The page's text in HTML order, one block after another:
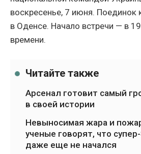
воскресенье, 7 июня.
в Оденсе. Начало встречи — в
времени.
Читайте также
Арсенал готовит самый
в своей истории
Невыносимая жара и
ученые говорят, что
даже еще не начался